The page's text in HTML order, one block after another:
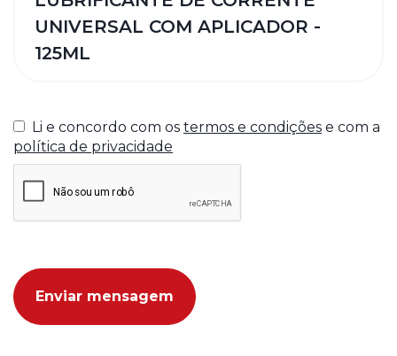
Li e concordo com os termos e condições e com a
política de privacidade
Enviar mensagem